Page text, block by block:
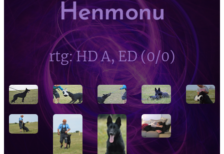
Henmonu
rtg: HD A, ED (0/0)